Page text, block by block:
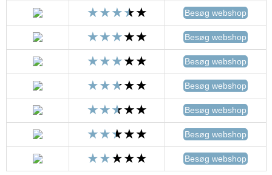
Besøg webshop
Besøg webshop
Besøg webshop
Besøg webshop
Besøg webshop
Besøg webshop
Besøg webshop